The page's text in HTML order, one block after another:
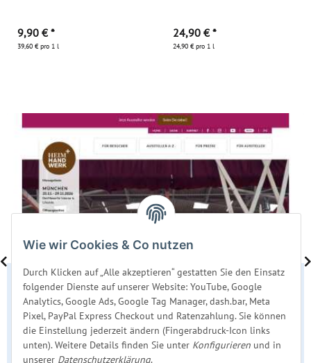
Wie wir Cookies & Co nutzen
Durch Klicken auf „Alle akzeptieren“ gestatten Sie den Einsatz
folgender Dienste auf unserer Website: YouTube, Google
Analytics, Google Ads, Google Tag Manager, dash.bar, Meta
Pixel, PayPal Express Checkout und Ratenzahlung. Sie können
die Einstellung jederzeit ändern (Fingerabdruck-Icon links
unten). Weitere Details finden Sie unter Konfigurieren und in
unserer Datenschutzerklärung.
9,90 € *
39,60 € pro 1 l
24,90 € *
24,90 € pro 1 l
Heim + Handwerk München 2026
Besuchen Sie uns vom 25. bis 29. November 2026 auf der Heim
+ Handwerk München. Wir sind mit innovativen Luft- und
Wasserbetten für individuellen Schlafkomfort vor Ort.